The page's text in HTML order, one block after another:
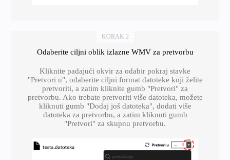
KORAK 2
Odaberite ciljni oblik izlazne WMV za pretvorbu
Kliknite padajući okvir za odabir pokraj stavke
"Pretvori u", odaberite ciljni format datoteke koji želite
pretvoriti, a zatim kliknite gumb "Pretvori" za
pretvorbu. Ako trebate pretvoriti više datoteka, možete
kliknuti gumb "Dodaj još datoteka", dodati više
datoteka za pretvorbu, a zatim kliknuti gumb
"Pretvori" za skupnu pretvorbu.